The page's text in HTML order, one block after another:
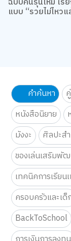
รวมหนังสือบวกส
ฉบับคนรุ่นใหม่ เรีย
คำค้นหา
หนังสือนิยาย
มังงะ
ศิลปะส
ของเล่นเสริมพั
เทคนิคการเรีย
ครอบครัวและเด็ก
BackToSchool